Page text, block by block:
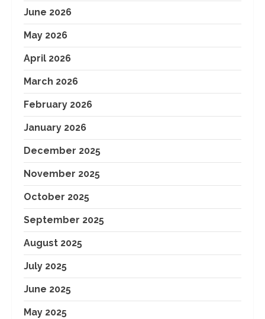
June 2026
May 2026
April 2026
March 2026
February 2026
January 2026
December 2025
November 2025
October 2025
September 2025
August 2025
July 2025
June 2025
May 2025